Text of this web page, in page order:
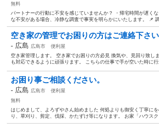
無料
パートナーの行動に不安を感じていませんか？ ・帰宅時間が遅く
な不安がある場合、冷静な調査で事実を明らかにいたします。 📌
空き家の管理でお困りの方はご連絡下さい
- 広島 広島市
便利屋
空き家管理します。 空き家でお困りの方必見 換気や、見回り致
も対応できるように頑張ります。 こちらの仕事で手が空いた時に
お困り事ご相談ください。
- 広島 広島市
便利屋
無料
はじめまして、よろずやさん始めました 何処よりも御安く丁寧に
り、草刈り、剪定、伐採、かたずけ等になります。 お家「ハウス